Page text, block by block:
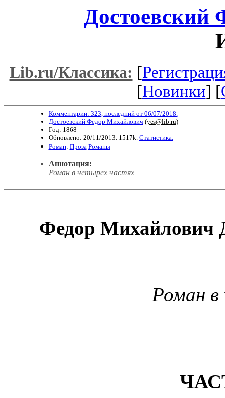
Достоевский
Lib.ru/Классика: [
[Новинки] [
Комментарии: 323, последний от 06/07/2018.
Достоевский Федор Михайлович (yes@lib.ru)
Год: 1868
Обновлено: 20/11/2013. 1517k. Статистика.
Роман: Проза Романы
Аннотация:
Роман в четырех частях
Федор Михайлович
Роман в